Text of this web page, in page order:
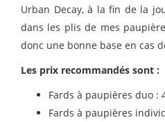
Urban Decay, à la fin de la
dans les plis de mes
donc une bonne base en cas
Les prix recommandés sont :
Fards à paupières duo :
Fards à paupières